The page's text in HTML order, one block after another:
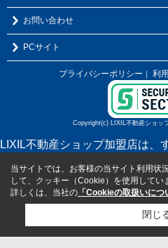
お問い合わせ
PCサイト
プライバシーポリシー 利
Copyright(c) LIXIL不動産ショッ
LIXIL不動産ショップ加盟店は、
当サイトでは、お客様の当サイト利用状
して、クッキー（Cookie）を使用してい
詳しくは、当社の 「Cookieの取扱いにつ
閉じ